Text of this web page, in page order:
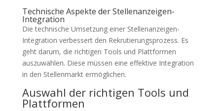
Technische Aspekte der Stellenanzeigen-
Integration
Die technische Umsetzung einer Stellenanzeigen-
Integration verbessert den Rekrutierungsprozess. Es
geht darum, die richtigen Tools und Plattformen
auszuwählen. Diese müssen eine effektive Integration
in den Stellenmarkt ermöglichen.
Auswahl der richtigen Tools und
Plattformen